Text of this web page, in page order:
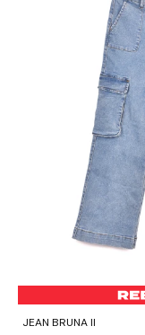
JEAN BRUNA II
- +